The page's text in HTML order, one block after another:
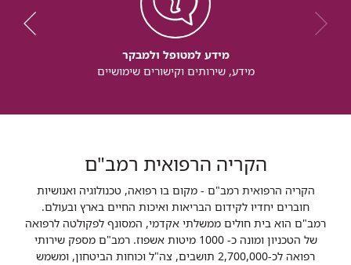
מידע למטופל ולמבקר
מידע, שירותים וקישורים שימושיים
הקריה הרפואית רמב"ם
הקריה הרפואית רמב"ם - מקום בו רפואה, טכנולוגיה ואנושיות
חוברים יחדיו לקידום הבריאות ואיכות החיים בארץ ובעולם.
רמב"ם הוא בית חולים ממשלתי אקדמי, המסונף לפקולטה לרפואה
של הטכניון ומונה כ- 1000 מיטות אשפוז. רמב"ם מספק שירותי
רפואה לכ-2,700,000 תושבים, צה"ל וכוחות הביטחון, ומשמש